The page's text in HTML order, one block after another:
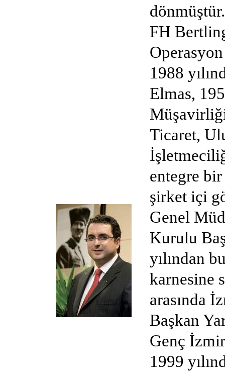
FH
1988
Elmas,
Ticaret,
entegre
şirket içi
Genel
Kurulu
yılından
karnesine
arasında
Başkan
Genç
1999